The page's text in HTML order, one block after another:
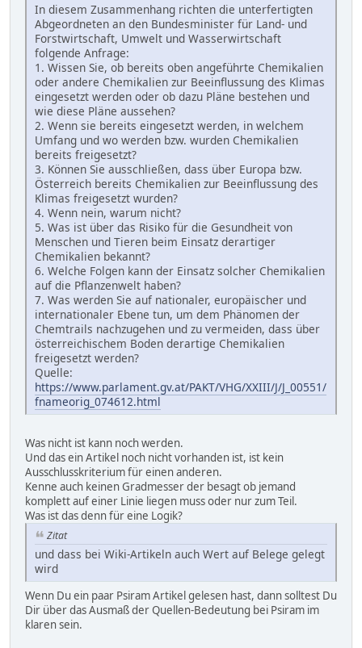
In diesem Zusammenhang richten die unterfertigten
Abgeordneten an den Bundesminister für Land- und
Forstwirtschaft, Umwelt und Wasserwirtschaft
folgende Anfrage:
1. Wissen Sie, ob bereits oben angeführte Chemikalien
oder andere Chemikalien zur Beeinflussung des Klimas
eingesetzt werden oder ob dazu Pläne bestehen und
wie diese Pläne aussehen?
2. Wenn sie bereits eingesetzt werden, in welchem
Umfang und wo werden bzw. wurden Chemikalien
bereits freigesetzt?
3. Können Sie ausschließen, dass über Europa bzw.
Österreich bereits Chemikalien zur Beeinflussung des
Klimas freigesetzt wurden?
4. Wenn nein, warum nicht?
5. Was ist über das Risiko für die Gesundheit von
Menschen und Tieren beim Einsatz derartiger
Chemikalien bekannt?
6. Welche Folgen kann der Einsatz solcher Chemikalien
auf die Pflanzenwelt haben?
7. Was werden Sie auf nationaler, europäischer und
internationaler Ebene tun, um dem Phänomen der
Chemtrails nachzugehen und zu vermeiden, dass über
österreichischem Boden derartige Chemikalien
freigesetzt werden?
Quelle:
https://www.parlament.gv.at/PAKT/VHG/XXIII/J/J_00551/
fnameorig_074612.html
Was nicht ist kann noch werden.
Und das ein Artikel noch nicht vorhanden ist, ist kein
Ausschlusskriterium für einen anderen.
Kenne auch keinen Gradmesser der besagt ob jemand
komplett auf einer Linie liegen muss oder nur zum Teil.
Was ist das denn für eine Logik?
Zitat
und dass bei Wiki-Artikeln auch Wert auf Belege gelegt
wird
Wenn Du ein paar Psiram Artikel gelesen hast, dann solltest Du
Dir über das Ausmaß der Quellen-Bedeutung bei Psiram im
klaren sein.